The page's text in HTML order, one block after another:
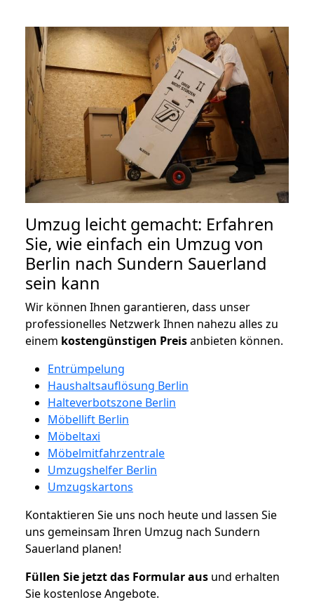
Umzug leicht gemacht: Erfahren
Sie, wie einfach ein Umzug von
Berlin nach Sundern Sauerland
sein kann
Wir können Ihnen garantieren, dass unser
professionelles Netzwerk Ihnen nahezu alles zu
einem kostengünstigen Preisanbieten können.
Entrümpelung
Haushaltsauflösung Berlin
Halteverbotszone Berlin
Möbellift Berlin
Möbeltaxi
Möbelmitfahrzentrale
Umzugshelfer Berlin
Umzugskartons
Kontaktieren Sie uns noch heute und lassen Sie
uns gemeinsam Ihren Umzug nach Sundern
Sauerland planen!
Füllen Sie jetzt das Formular aus und erhalten
Sie kostenlose Angebote.